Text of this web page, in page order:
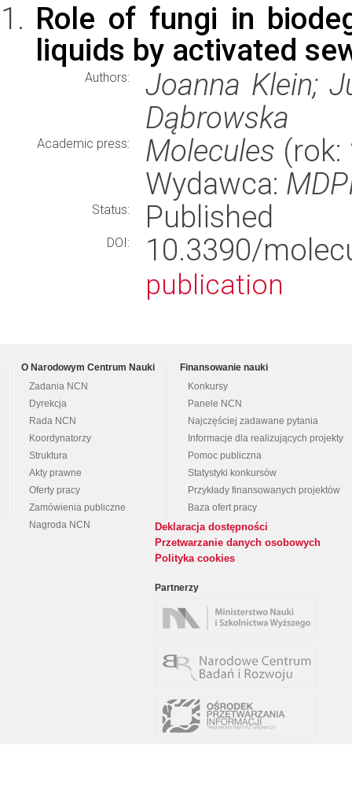
Role of fungi in
liquids by activated
Authors:
Joanna Klein;
Dąbrowska
Academic press: Molecules (rok:
Wydawca:
Status: Published
DOI: 10.3390/
publication
O Narodowym Centrum Nauki
Zadania NCN
Dyrekcja
Rada NCN
Koordynatorzy
Struktura
Akty prawne
Oferty pracy
Zamówienia publiczne
Nagroda NCN
Finansowanie nauki
Konkursy
Panele NCN
Najczęściej zadawane pytania
Informacje dla realizujących projekty
Pomoc publiczna
Statystyki konkursów
Przykłady finansowanych projektów
Baza ofert pracy
Deklaracja dostępności
Przetwarzanie danych osobowych
Polityka cookies
Partnerzy